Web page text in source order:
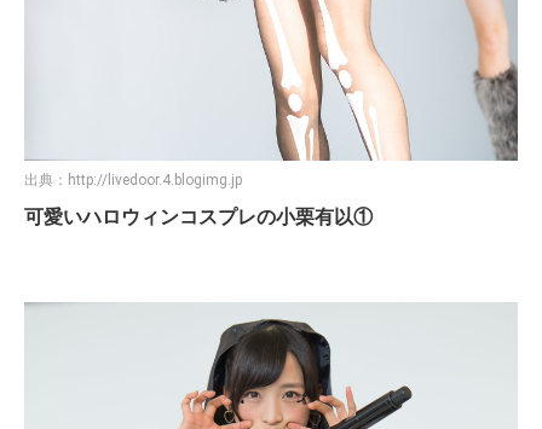
出典： http://livedoor.4.blogimg.jp
可愛いハロウィンコスプレの小栗有以①